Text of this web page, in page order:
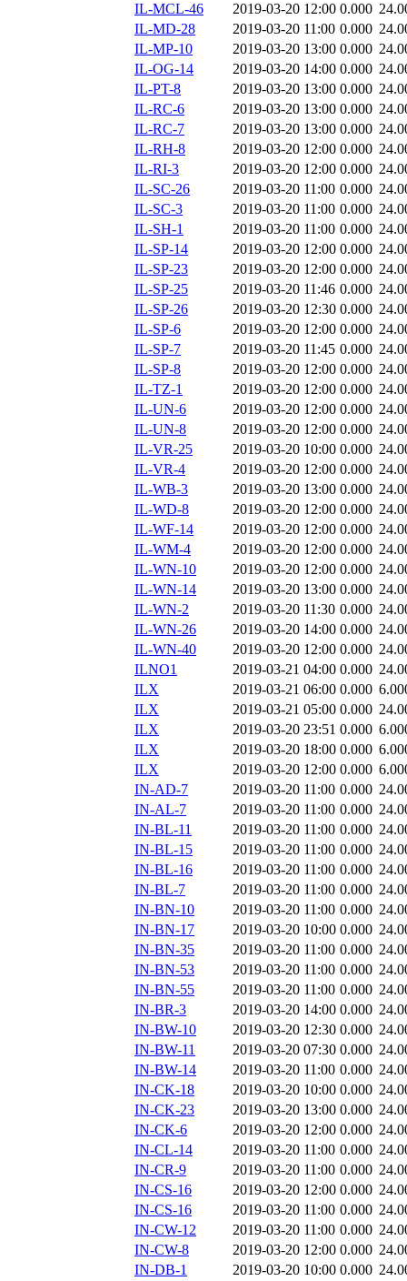
IL-MCL-46
2019-03-20 12:00 0.000
IL-MD-28
2019-03-20 11:00 0.000
IL-MP-10
2019-03-20 13:00 0.000
IL-OG-14
2019-03-20 14:00 0.000
IL-PT-8
2019-03-20 13:00 0.000
IL-RC-6
2019-03-20 13:00 0.000
IL-RC-7
2019-03-20 13:00 0.000
IL-RH-8
2019-03-20 12:00 0.000
IL-RI-3
2019-03-20 12:00 0.000
IL-SC-26
2019-03-20 11:00 0.000
IL-SC-3
2019-03-20 11:00 0.000
IL-SH-1
2019-03-20 11:00 0.000
IL-SP-14
2019-03-20 12:00 0.000
IL-SP-23
2019-03-20 12:00 0.000
IL-SP-25
2019-03-20 11:46 0.000
IL-SP-26
2019-03-20 12:30 0.000
IL-SP-6
2019-03-20 12:00 0.000
IL-SP-7
2019-03-20 11:45 0.000
IL-SP-8
2019-03-20 12:00 0.000
IL-TZ-1
2019-03-20 12:00 0.000
IL-UN-6
2019-03-20 12:00 0.000
IL-UN-8
2019-03-20 12:00 0.000
IL-VR-25
2019-03-20 10:00 0.000
IL-VR-4
2019-03-20 12:00 0.000
IL-WB-3
2019-03-20 13:00 0.000
IL-WD-8
2019-03-20 12:00 0.000
IL-WF-14
2019-03-20 12:00 0.000
IL-WM-4
2019-03-20 12:00 0.000
IL-WN-10
2019-03-20 12:00 0.000
IL-WN-14
2019-03-20 13:00 0.000
IL-WN-2
2019-03-20 11:30 0.000
IL-WN-26
2019-03-20 14:00 0.000
IL-WN-40
2019-03-20 12:00 0.000
ILNO1
2019-03-21 04:00 0.000
ILX
2019-03-21 06:00 0.000
ILX
2019-03-21 05:00 0.000
ILX
2019-03-20 23:51 0.000
ILX
2019-03-20 18:00 0.000
ILX
2019-03-20 12:00 0.000
IN-AD-7
2019-03-20 11:00 0.000
IN-AL-7
2019-03-20 11:00 0.000
IN-BL-11
2019-03-20 11:00 0.000
IN-BL-15
2019-03-20 11:00 0.000
IN-BL-16
2019-03-20 11:00 0.000
IN-BL-7
2019-03-20 11:00 0.000
IN-BN-10
2019-03-20 11:00 0.000
IN-BN-17
2019-03-20 10:00 0.000
IN-BN-35
2019-03-20 11:00 0.000
IN-BN-53
2019-03-20 11:00 0.000
IN-BN-55
2019-03-20 11:00 0.000
IN-BR-3
2019-03-20 14:00 0.000
IN-BW-10
2019-03-20 12:30 0.000
IN-BW-11
2019-03-20 07:30 0.000
IN-BW-14
2019-03-20 11:00 0.000
IN-CK-18
2019-03-20 10:00 0.000
IN-CK-23
2019-03-20 13:00 0.000
IN-CK-6
2019-03-20 12:00 0.000
IN-CL-14
2019-03-20 11:00 0.000
IN-CR-9
2019-03-20 11:00 0.000
IN-CS-16
2019-03-20 12:00 0.000
IN-CS-16
2019-03-20 11:00 0.000
IN-CW-12
2019-03-20 11:00 0.000
IN-CW-8
2019-03-20 12:00 0.000
IN-DB-1
2019-03-20 10:00 0.000